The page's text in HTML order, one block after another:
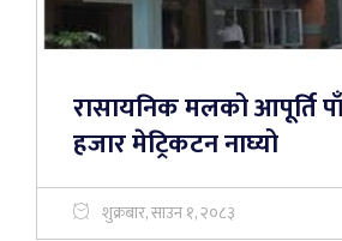
रासायनिक मलको आपूर्ति
हजार मेट्रिकटन नाघ्यो
शुक्रबार, साउन १, २०८३